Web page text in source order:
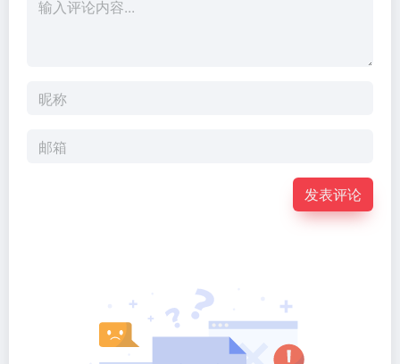
发表评论